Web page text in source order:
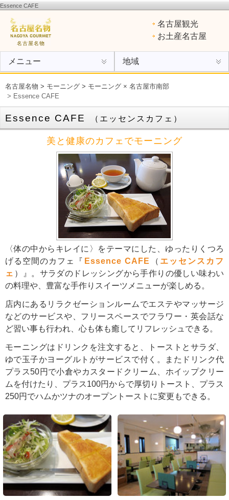
Essence CAFE
けスパ、小倉トースト、ういろう
名古屋名物
名古屋観光
お土産名古屋
メニュー 地域
名古屋名物 > モーニング > モーニング × 名古屋市南部
> Essence CAFE
Essence CAFE （エッセンスカフェ）
美と健康のカフェでモーニング
〈体の中からキレイに〉をテーマにした、ゆったりくつろ
げる空間のカフェ『 Essence CAFE （ エッセンスカフ
ェ ）』。サラダのドレッシングから手作りの優しい味わい
の料理や、豊富な手作りスイーツメニューが楽しめる。
店内にあるリラクゼーションルームでエステやマッサージ
などのサービスや、フリースペースでフラワー・英会話な
ど習い事も行われ、心も体も癒してリフレッシュできる。
モーニングはドリンクを注文すると、トーストとサラダ、
ゆで玉子かヨーグルトがサービスで付く。またドリンク代
プラス50円で小倉やカスタードクリーム、ホイップクリー
ムを付けたり、プラス100円からで厚切りトースト、プラス
250円でハムかツナのオープントーストに変更もできる。